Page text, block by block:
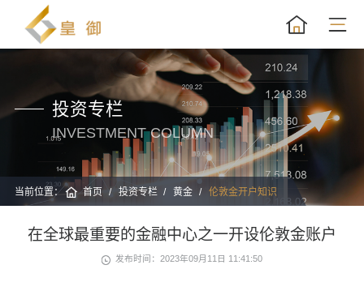
投资专栏
INVESTMENT COLUMN
当前位置： 首页 投资专栏 黄金 伦敦金开户知识
在全球最重要的金融中心之一开设伦敦金账户
发布时间：2023年09月11日 11:41:50